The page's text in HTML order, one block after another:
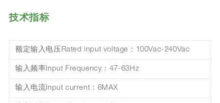
技术指标
额定输入电压Rated input voltage：100Vac-240Vac
输入频率Input Frequency：47-63Hz
输入电流Input current：6MAX